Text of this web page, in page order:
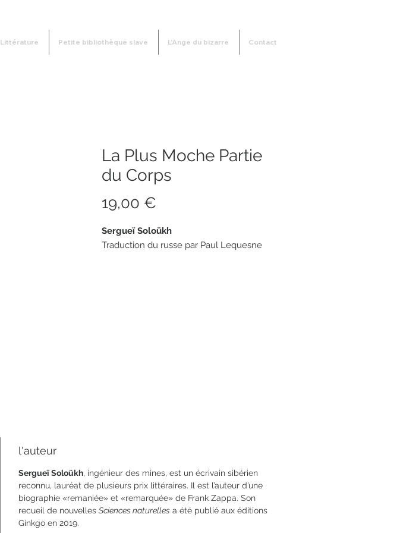
Littérature Petite bibliothèque slave L'Ange du bizarre Contact
La Plus Moche Partie
du Corps
19,00 €
Sergueï Soloükh
Traduction du russe par Paul Lequesne
l'auteur
Sergueï Soloükh, ingénieur des mines, est un écrivain sibérien
reconnu, lauréat de plusieurs prix littéraires. Il est l’auteur d’une
biographie «remaniée» et «remarquée» de Frank Zappa. Son
recueil de nouvelles Sciences naturelles a été publié aux éditions
Ginkgo en 2019.